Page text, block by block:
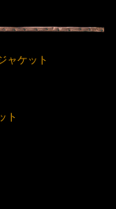
ャケット
ト